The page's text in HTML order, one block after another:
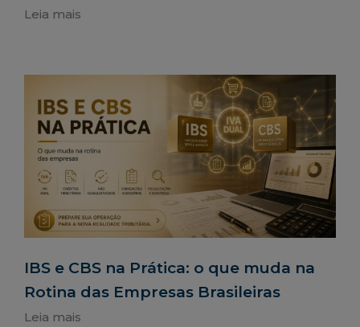
Leia mais
IBS e CBS na Prática: o que muda na
Rotina das Empresas Brasileiras
Leia mais